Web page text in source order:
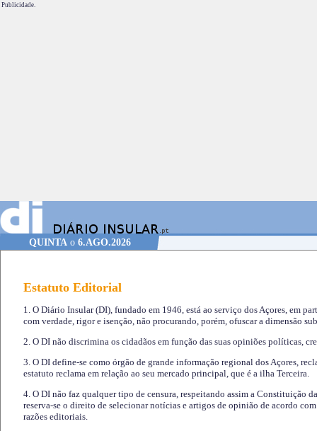
Publicidade.
QUINTAo 6.AGO.2026
Estatuto Editorial
1. O Diário Insular (DI), fundado em 1946, está ao serviço dos Açores, em
com verdade, rigor e isenção, não procurando, porém, ofuscar a dimensão
2. O DI não discrimina os cidadãos em função das suas opiniões políticas,
3. O DI define-se como órgão de grande informação regional dos Açores,
estatuto reclama em relação ao seu mercado principal, que é a ilha Terceira.
4. O DI não faz qualquer tipo de censura, respeitando assim a Constituição
reserva-se o direito de selecionar notícias e artigos de opinião de acordo
razões editoriais.